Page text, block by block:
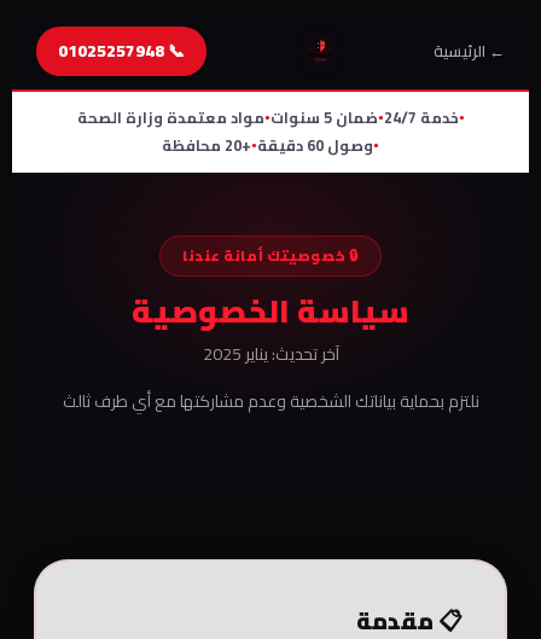
← الرئيسية 📞 01025257948
●خدمة 24/7 ●ضمان 5 سنوات ●مواد معتمدة وزارة الصحة
●وصول 60 دقيقة ●+20 محافظة
🔒 خصوصيتك أمانة عندنا
سياسة الخصوصية
آخر تحديث: يناير 2025
نلتزم بحماية بياناتك الشخصية وعدم مشاركتها مع أي طرف ثالث
📋 مقدمة